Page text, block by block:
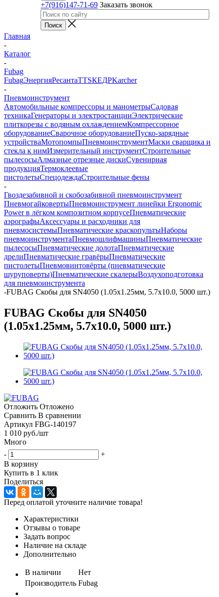
+7(916)147-71-69 Заказать звонок
Главная
-
Каталог
-
Fubag
FubagЭнергияРесантаTTSКЕДРKarcher
-
Пневмоинструмент
Автомобильные компрессоры и манометрыСадовая
техникаГенераторы и электростанцииЭлектрические
плиткорезы с водяным охлаждениемКомпрессорное
оборудованиеСварочное оборудованиеПуско-зарядные
устройстваМотопомпыПневмоинструментМаски сварщика и
стекла к нимИзмерительный инструментСтроительные
пылесосыАлмазные отрезные дискиСувенирная
продукцияТермоклеевые
пистолетыСпецодеждаСтроительные фены
-
Гвоздезабивной и скобозабивной пневмоинструмент
ПневмогайковертыПневмоинструмент линейки Ergonomic
Power в лёгком композитном корпусеПневматические
аэрографыАксессуары и расходники для
пневмосистемыПневматические краскопультыНаборы
пневмоинструментаПневмошлифмашиныПневматические
пылесосыПневматические долотаПневматические
дрелиПневматические гравёрыПневматические
пистолетыПневмовинтовёрты (пневматические
шуруповерты)Пневматические скалерыВоздухоподготовка
для пневмоинструмента
-FUBAG Скобы для SN4050 (1.05x1.25мм, 5.7x10.0, 5000 шт.)
FUBAG Скобы для SN4050
(1.05x1.25мм, 5.7x10.0, 5000 шт.)
Отложить Отложено
Сравнить В сравнении
Артикул FBG-140197
1 010 руб./шт
Много
-
+
В корзину
Купить в 1 клик
Поделиться
Перед оплатой уточните наличие товара!
Характеристики
Отзывы о товаре
Задать вопрос
Наличие на складе
Дополнительно
В наличии
Нет
Производитель Fubag